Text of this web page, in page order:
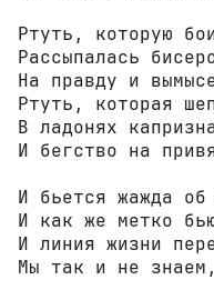
Ртуть, которую
Рассыпалась
На правду и
Ртуть, которая
В ладонях
И бегство на
И бьется жажда об
И как же метко
И линия жизни
Мы так и не